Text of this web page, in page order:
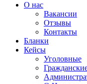
О нас
Вакансии
Отзывы
Контакты
Бланки
Кейсы
Уголовные